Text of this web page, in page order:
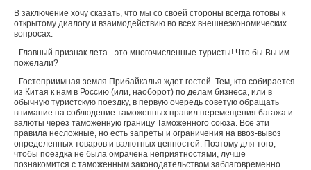
В заключение хочу сказать, что мы со своей стороны всегда готовы к
открытому диалогу и взаимодействию во всех внешнеэкономических
вопросах.
- Главный признак лета - это многочисленные туристы! Что бы Вы им
пожелали?
- Гостеприимная земля Прибайкалья ждет гостей. Тем, кто собирается
из Китая к нам в Россию (или, наоборот) по делам бизнеса, или в
обычную туристскую поездку, в первую очередь советую обращать
внимание на соблюдение таможенных правил перемещения багажа и
валюты через таможенную границу Таможенного союза. Все эти
правила несложные, но есть запреты и ограничения на ввоз-вывоз
определенных товаров и валютных ценностей. Поэтому для того,
чтобы поездка не была омрачена неприятностями, лучше
познакомится с таможенным законодательством заблаговременно